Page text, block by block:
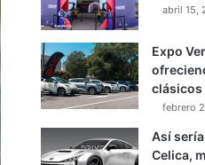
abril 15,
Expo
clásicos
febrero
Así
Celica,